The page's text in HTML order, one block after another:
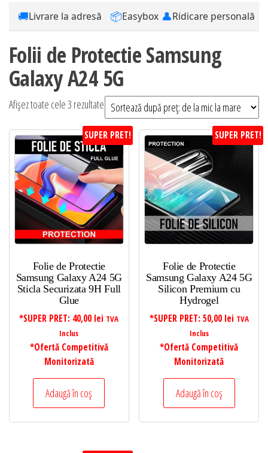
🚚Livrare la adresă 📦Easybox 👤Ridicare personală
Folii de Protectie Samsung
Galaxy A24 5G
Afișez toate cele 3 rezultate Sortat
după
preț:
de
la
mic
la
mare
SUPER PRET!
Folie de Protectie
Samsung Galaxy A24 5G
Sticla Securizata 9H Full
Glue
*SUPER PRET: 40,00 lei TVA
Inclus
*Ofertă Competitivă
Monitorizată
Adaugă în coș
SUPER PRET!
Folie de Protectie
Samsung Galaxy A24 5G
Silicon Premium cu
Hydrogel
*SUPER PRET: 50,00 lei TVA
Inclus
*Ofertă Competitivă
Monitorizată
Adaugă în coș